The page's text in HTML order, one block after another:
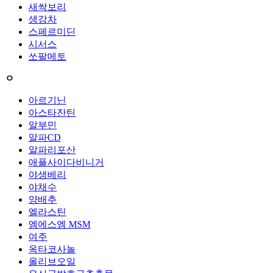
새싹보리
생강차
스페르미딘
시서스
쏘팔메토
ㅇ
아르기닌
아스타잔틴
알부민
알파CD
알파리포산
애플사이다비니거
야생베리
야채수
양배추
엘라스틴
엠에스엠 MSM
여주
옥타코사놀
올리브오일